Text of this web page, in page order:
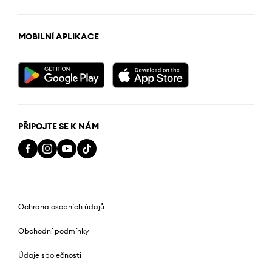
MOBILNÍ APLIKACE
PŘIPOJTE SE K NÁM
Ochrana osobních údajů
Obchodní podmínky
Údaje společnosti